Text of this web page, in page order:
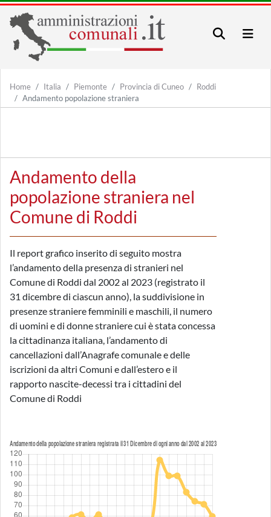
Home Italia Piemonte Provincia di Cuneo
Roddi
Andamento popolazione straniera
Andamento della
popolazione straniera nel
Comune di Roddi
Il report grafico inserito di seguito mostra
l’andamento della presenza di stranieri nel
Comune di Roddi dal 2002 al 2023 (registrato il
31 dicembre di ciascun anno), la suddivisione in
presenze straniere femminili e maschili, il numero
di uomini e di donne straniere cui è stata concessa
la cittadinanza italiana, l’andamento di
cancellazioni dall’Anagrafe comunale e delle
iscrizioni da altri Comuni e dall’estero e il
rapporto nascite-decessi tra i cittadini del
Comune di Roddi